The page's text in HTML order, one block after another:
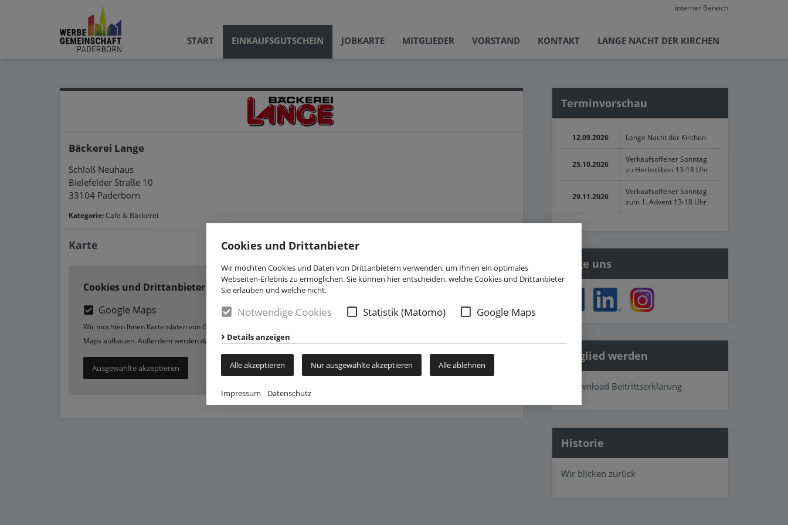
Cookies und Drittanbieter
Wir möchten Cookies und Daten von Drittanbietern verwenden, um Ihnen ein optimales
Webseiten-Erlebnis zu ermöglichen. Sie können hier entscheiden, welche Cookies und Drittanbieter
Sie erlauben und welche nicht.
Notwendige Cookies Statistik (Matomo) Google Maps
Details anzeigen
Alle akzeptieren Nur ausgewählte akzeptieren Alle ablehnen
Impressum Datenschutz
START EINKAUFSGUTSCHEIN JOBKARTE MITGLIEDER VORSTAND KONTAKT LANGE NACHT DER KIRCHEN
Interner Bereich
Bäckerei Lange
Schloß Neuhaus
Bielefelder Straße 10
33104 Paderborn
Kategorie:Cafe & Bäckerei
Karte
Cookies und Drittanbieter
Google Maps
Wir möchten Ihnen Kartendaten von Google Maps anzeigen. Dafür müssen wir eine Verbindung zu den Servern von Google
Maps aufbauen. Außerdem werden dadurch auch Google Web Fonts von den Servern von Google geladen.
Ausgewählte akzeptieren
Terminvorschau
12.09.2026 Lange Nacht der Kirchen
25.10.2026
Verkaufsoffener Sonntag
zu Herbstlibori 13-18 Uhr
29.11.2026
Verkaufsoffener Sonntag
zum 1. Advent 13-18 Uhr
Folge uns
Mitglied werden
» Download Beitrittserklärung
Historie
Wir blicken zurück